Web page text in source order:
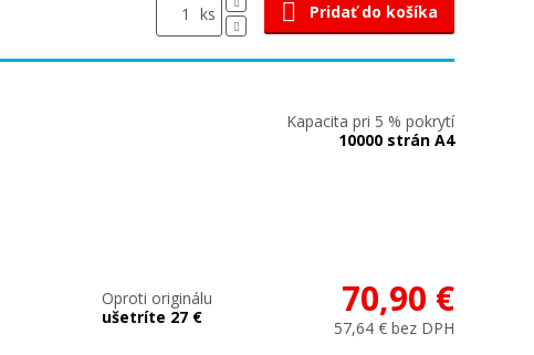
ks Pridať do košíka
Kapacita pri 5 % pokrytí
10000 strán A4
Oproti originálu
ušetríte 27 €
70,90 €
57,64 € bez DPH